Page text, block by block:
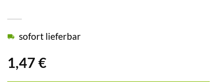
1,47 €
sofort lieferbar